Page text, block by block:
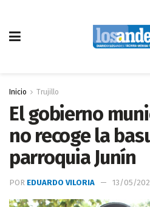
Inicio Trujillo
El gobierno
no recoge la
parroquia Junín
POR EDUARDO VILORIA 13/05/